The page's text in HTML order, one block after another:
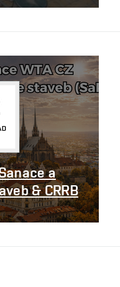
a
& CRRB